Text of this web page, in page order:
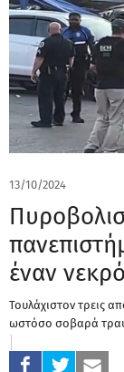
13/10/2024
έναν
Τουλάχιστον τρεις
ωστόσο σοβαρά